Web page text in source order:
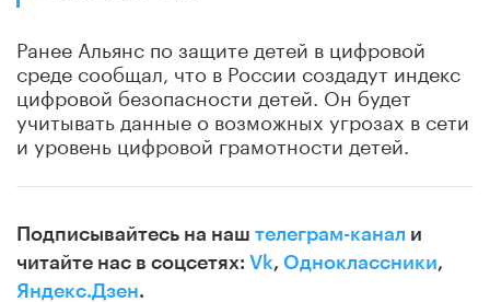
Ранее Альянс по защите детей в цифровой
среде сообщал, что в России создадут индекс
цифровой безопасности детей. Он будет
учитывать данные о возможных угрозах в сети
и уровень цифровой грамотности детей.
Подписывайтесь на наш телеграм-канал и
читайте нас в соцсетях: Vk, Одноклассники,
Яндекс.Дзен.